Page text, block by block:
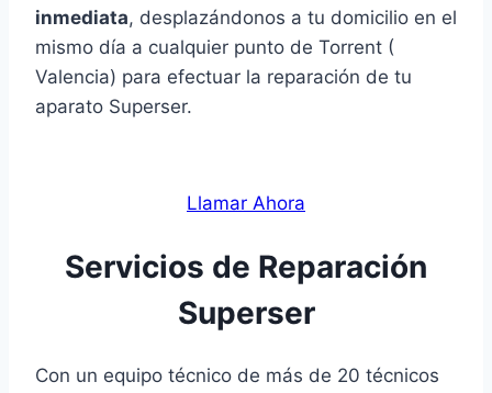
inmediata, desplazándonos a tu domicilio en el
mismo día a cualquier punto de Torrent (
Valencia) para efectuar la reparación de tu
aparato Superser.
Llamar Ahora
Servicios de Reparación
Superser
Con un equipo técnico de más de 20 técnicos